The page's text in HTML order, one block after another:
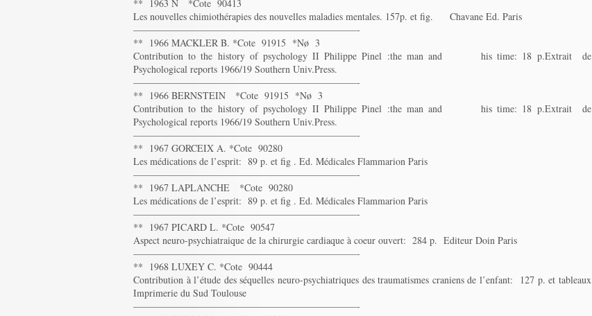
** 1963 N *Cote 90413
Les nouvelles chimiothérapies des nouvelles maladies mentales. 157p. et fig. Chavane Ed. Paris
———————————————————————-
** 1966 MACKLER B. *Cote 91915 *Nø 3
Contribution to the history of psychology II Philippe Pinel :the man and his time: 18 p.Extrait de
Psychological reports 1966/19 Southern Univ.Press.
———————————————————————-
** 1966 BERNSTEIN *Cote 91915 *Nø 3
Contribution to the history of psychology II Philippe Pinel :the man and his time: 18 p.Extrait de
Psychological reports 1966/19 Southern Univ.Press.
———————————————————————-
** 1967 GORCEIX A. *Cote 90280
Les médications de l’esprit: 89 p. et fig . Ed. Médicales Flammarion Paris
———————————————————————-
** 1967 LAPLANCHE *Cote 90280
Les médications de l’esprit: 89 p. et fig . Ed. Médicales Flammarion Paris
———————————————————————-
** 1967 PICARD L. *Cote 90547
Aspect neuro-psychiatraique de la chirurgie cardiaque à coeur ouvert: 284 p. Editeur Doin Paris
———————————————————————-
** 1968 LUXEY C. *Cote 90444
Contribution à l’étude des séquelles neuro-psychiatriques des traumatismes craniens de l’enfant: 127 p. et tableaux
Imprimerie du Sud Toulouse
———————————————————————-